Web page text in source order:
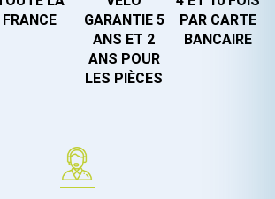
FRANCE
GARANTIE 5
ANS ET 2
ANS POUR
LES PIÈCES
PAR CARTE
BANCAIRE